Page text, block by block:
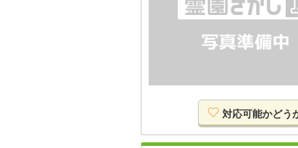
対応可能かどう